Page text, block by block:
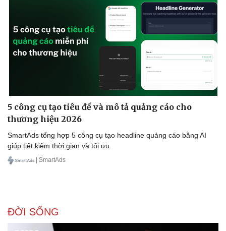
Doanh nghiệp 24h
Doanh nhân
Vì cộng đồng
Chuyển đổi số
5 công cụ tạo tiêu đề và mô tả quảng cáo cho
thương hiệu 2026
SmartAds tổng hợp 5 công cụ tạo headline quảng cáo bằng AI
giúp tiết kiệm thời gian và tối ưu.
| SmartAds
ĐỜI SỐNG